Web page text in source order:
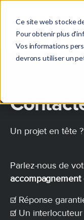
Ce site web stocke
Pour obtenir plus
Vos informations
devrons utiliser un
Un projet en tête
Parlez-nous de
accompagnement
☑️ Réponse
☑️ Un